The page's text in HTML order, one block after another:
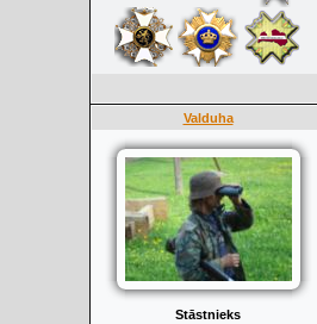
Valduha
Stāstnieks